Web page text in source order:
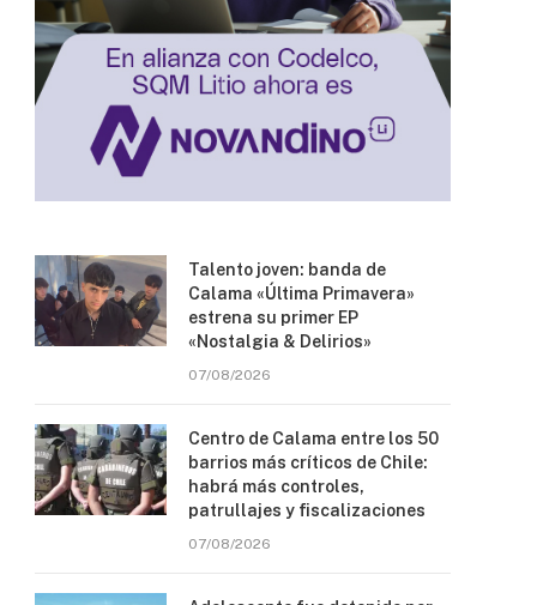
Talento joven: banda de
Calama «Última Primavera»
estrena su primer EP
«Nostalgia & Delirios»
07/08/2026
Centro de Calama entre los 50
barrios más críticos de Chile:
habrá más controles,
patrullajes y fiscalizaciones
07/08/2026